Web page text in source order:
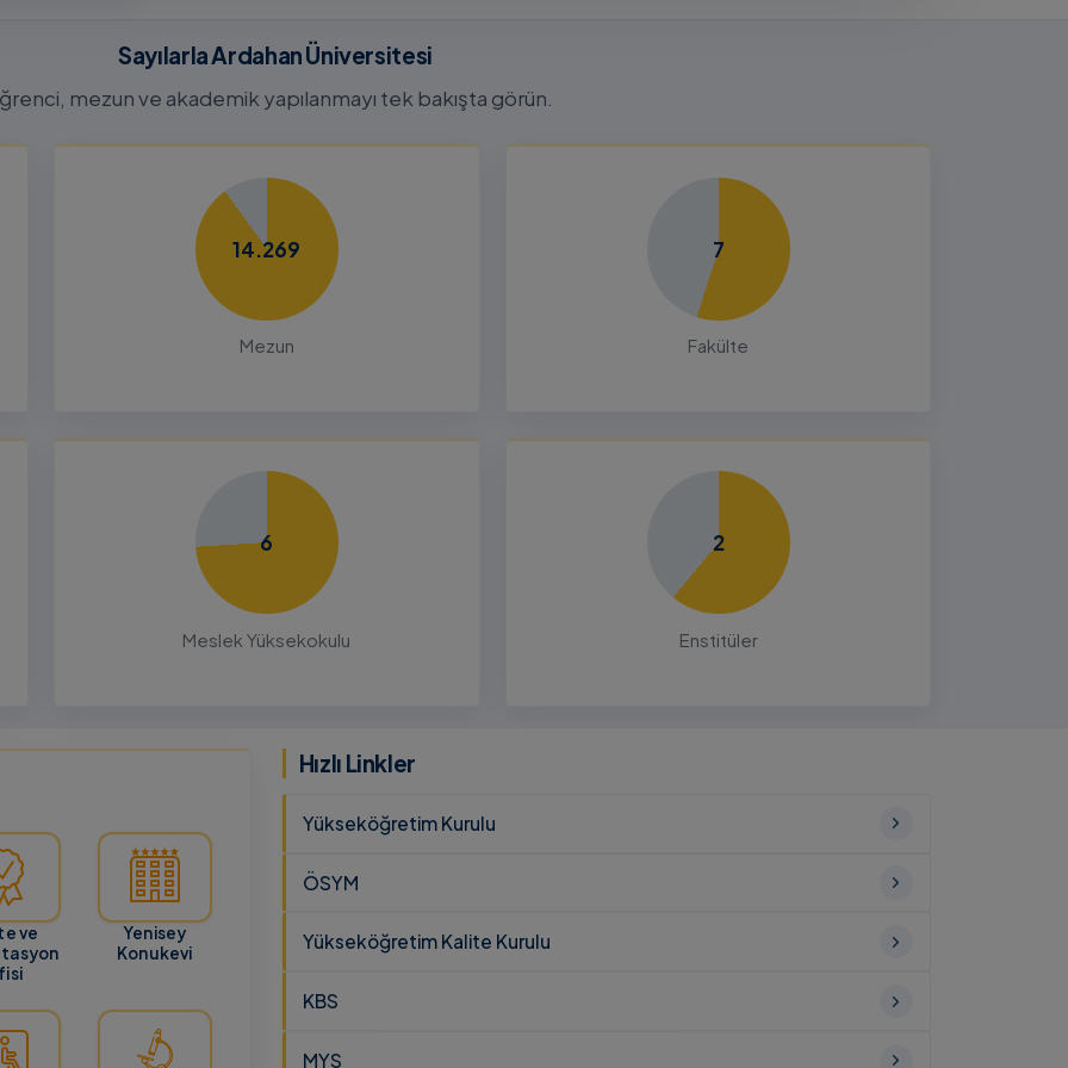
2026-
ve
ve
Sayılarla Ardahan Üniversitesi
mezun ve akademik yapılanmayı tek bakışta görün.
14.269
Mezun
7
Fakülte
6
Meslek Yüksekokulu
2
Enstitüler
ve
Yenisey
Konukevi
Hızlı Linkler
Yükseköğretim Kurulu
ÖSYM
Yükseköğretim Kalite Kurulu
KBS
MYS